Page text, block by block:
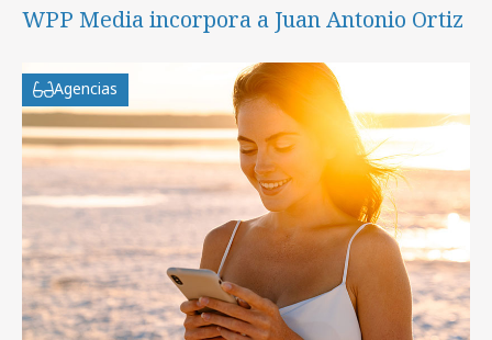
WPP Media incorpora a Juan Antonio Ortiz
Agencias